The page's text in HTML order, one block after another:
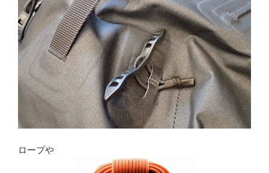
ロープや